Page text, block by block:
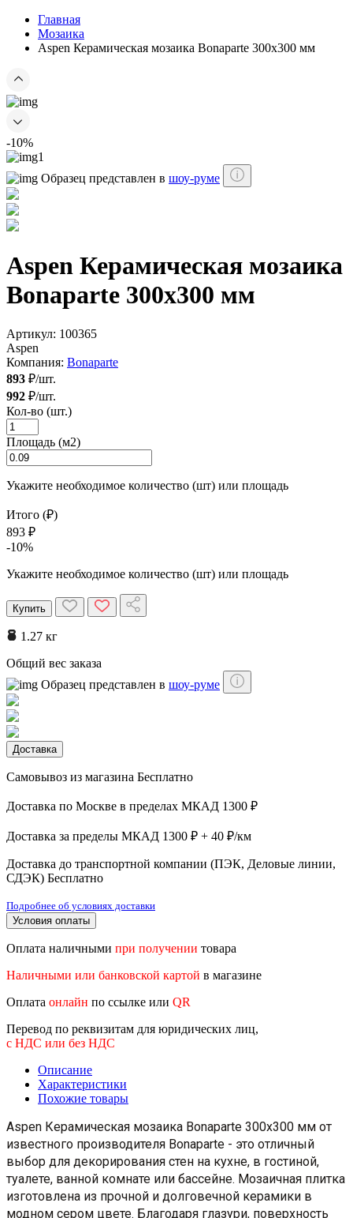
Главная
Мозаика
Aspen Керамическая мозаика Bonaparte 300x300 мм
-10%
Образец представлен в шоу-руме
Aspen Керамическая мозаика
Bonaparte 300x300 мм
Артикул: 100365
Aspen
Компания: Bonaparte
893 ₽/шт.
992 ₽/шт.
Кол-во (шт.)
Площадь (м2)
Укажите необходимое количество (шт) или площадь
Итого (₽)
893 ₽
-10%
Укажите необходимое количество (шт) или площадь
Купить
1.27 кг
Общий вес заказа
Образец представлен в шоу-руме
Доставка
Самовывоз из магазина Бесплатно
Доставка по Москве в пределах МКАД 1300 ₽
Доставка за пределы МКАД 1300 ₽ + 40 ₽/км
Доставка до транспортной компании (ПЭК, Деловые линии,
СДЭК) Бесплатно
Подробнее об условиях доставки
Условия оплаты
Оплата наличными при получении товара
Наличными или банковской картой в магазине
Оплата онлайн по ссылке или QR
Перевод по реквизитам для юридических лиц,
с НДС или без НДС
Описание
Характеристики
Похожие товары
Aspen Керамическая мозаика Bonaparte 300x300 мм от
известного производителя Bonaparte - это отличный
выбор для декорирования стен на кухне, в гостиной,
туалете, ванной комнате или бассейне. Мозаичная плитка
изготовлена из прочной и долговечной керамики в
модном сером цвете. Благодаря глазури, поверхность